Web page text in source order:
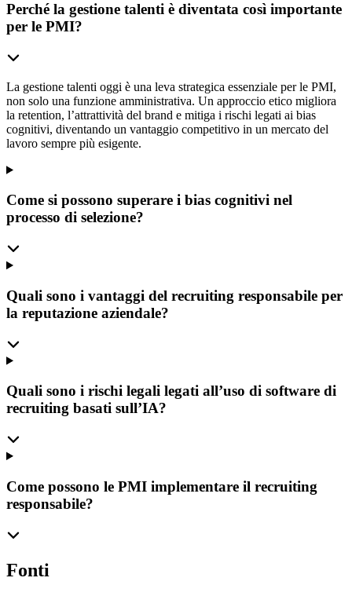
Perché la gestione talenti è diventata così importante
per le PMI?
La gestione talenti oggi è una leva strategica essenziale per le PMI,
non solo una funzione amministrativa. Un approccio etico migliora
la retention, l’attrattività del brand e mitiga i rischi legati ai bias
cognitivi, diventando un vantaggio competitivo in un mercato del
lavoro sempre più esigente.
Come si possono superare i bias cognitivi nel
processo di selezione?
Quali sono i vantaggi del recruiting responsabile per
la reputazione aziendale?
Quali sono i rischi legali legati all’uso di software di
recruiting basati sull’IA?
Come possono le PMI implementare il recruiting
responsabile?
Fonti